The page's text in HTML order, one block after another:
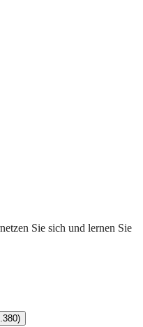
Sie sich und lernen Sie
)